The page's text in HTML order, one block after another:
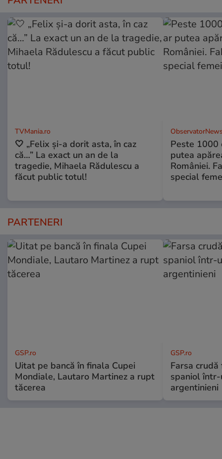
TVMania.ro
🤍 „Felix și-a dorit asta, în caz
că…” La exact un an de la
tragedie, Mihaela Rădulescu a
făcut public totul!
Peste 1000
putea
României.
special
PARTENERI
GSP.ro
Uitat pe bancă în finala Cupei
Mondiale, Lautaro Martinez a rupt
tăcerea
GSP.ro
Farsa
spaniol într-
argentinieni